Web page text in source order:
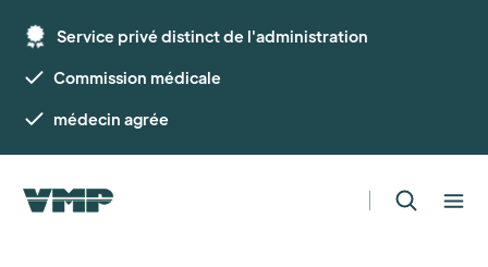
Service privé distinct de l'administration
Commission médicale
médecin agrée